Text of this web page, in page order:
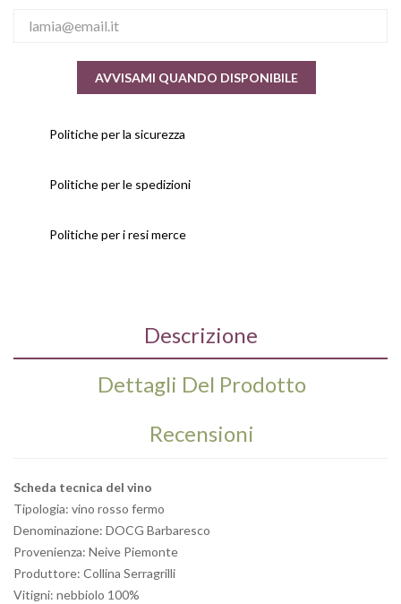
AVVISAMI QUANDO DISPONIBILE
Politiche per la sicurezza
Politiche per le spedizioni
Politiche per i resi merce
Descrizione
Dettagli Del Prodotto
Recensioni
Scheda tecnica del vino
Tipologia: vino rosso fermo
Denominazione: DOCG Barbaresco
Provenienza: Neive Piemonte
Produttore: Collina Serragrilli
Vitigni: nebbiolo 100%